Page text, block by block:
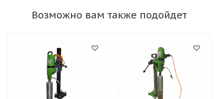
Возможно вам также подойдет